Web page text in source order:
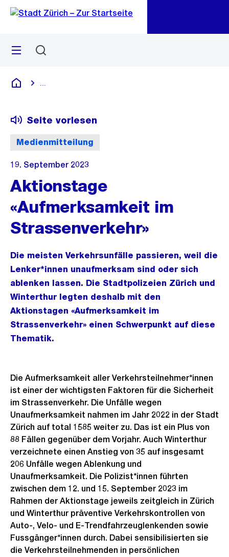
Navigation
Sprunglink
Menü
Deutsch
Medienmitteilung
Seite vorlesen
19. September 2023
Aktionstage
«Aufmerksamkeit im
Strassenverkehr»
Die meisten Verkehrsunfälle passieren, weil die
Lenker*innen unaufmerksam sind oder sich
ablenken lassen. Die Stadtpolizeien Zürich und
Winterthur legten deshalb mit den
Aktionstagen «Aufmerksamkeit im
Strassenverkehr» einen Schwerpunkt auf diese
Thematik.
Die Aufmerksamkeit aller Verkehrsteilnehmer*innen
ist einer der wichtigsten Faktoren für die Sicherheit
im Strassenverkehr. Die Unfälle wegen
Unaufmerksamkeit nahmen im Jahr 2022 in der Stadt
Zürich auf total 1585 weiter zu. Das ist ein Plus von
88 Fällen gegenüber dem Vorjahr. Auch Winterthur
verzeichnete einen Anstieg von 35 auf insgesamt
206 Unfälle wegen Ablenkung und
Unaufmerksamkeit. Die Polizist*innen führten
zwischen dem 12. und 15. September 2023 im
Rahmen der Aktionstage jeweils zeitgleich in Zürich
und Winterthur präventive Verkehrskontrollen von
Auto-, Velo- und E-Trendfahrzeuglenkenden sowie
Fussgänger*innen durch. Dabei sensibilisierten sie
die Verkehrsteilnehmenden in persönlichen